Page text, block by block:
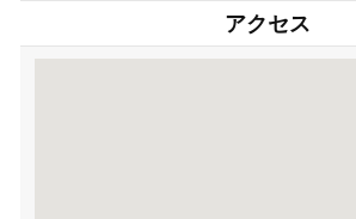
アクセス